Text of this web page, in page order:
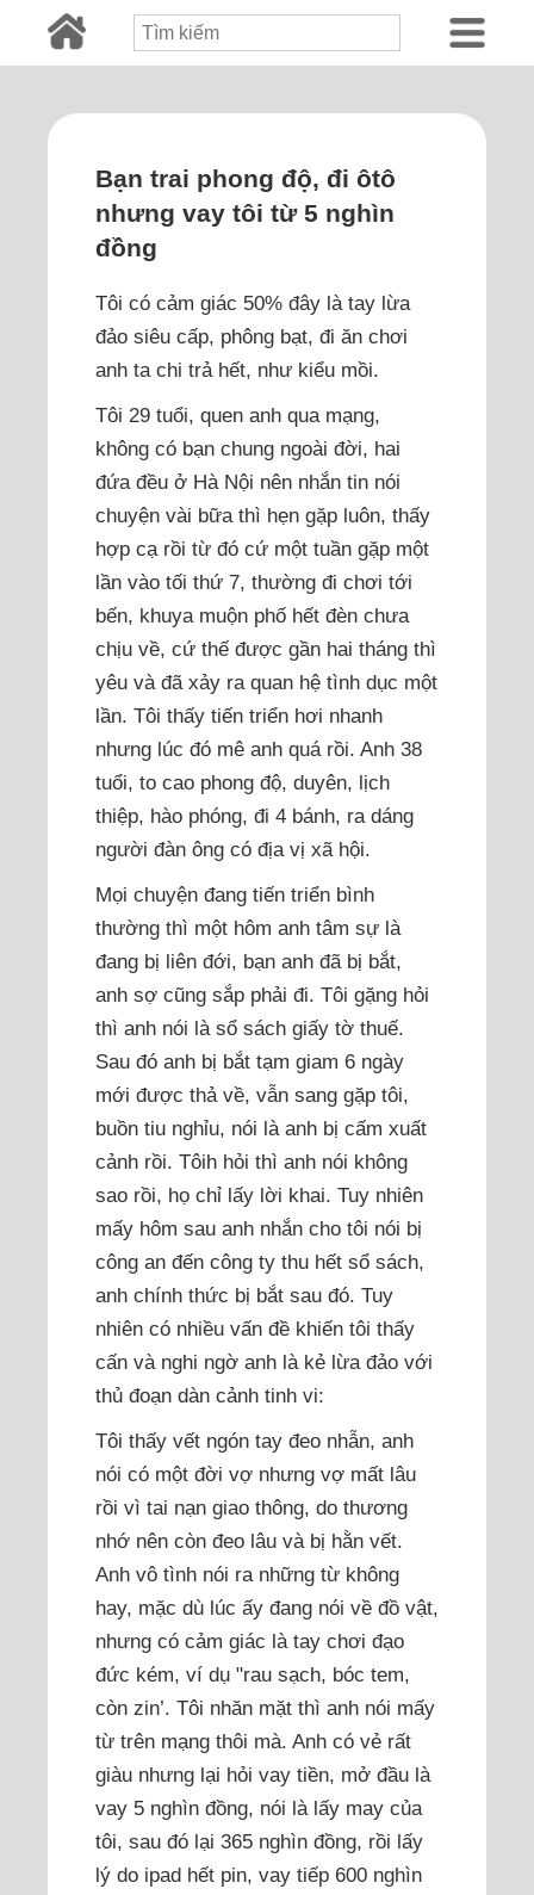
Bạn trai phong độ, đi ôtô
nhưng vay tôi từ 5 nghìn
đồng
Tôi có cảm giác 50% đây là tay lừa
đảo siêu cấp, phông bạt, đi ăn chơi
anh ta chi trả hết, như kiểu mồi.
Tôi 29 tuổi, quen anh qua mạng,
không có bạn chung ngoài đời, hai
đứa đều ở Hà Nội nên nhắn tin nói
chuyện vài bữa thì hẹn gặp luôn, thấy
hợp cạ rồi từ đó cứ một tuần gặp một
lần vào tối thứ 7, thường đi chơi tới
bến, khuya muộn phố hết đèn chưa
chịu về, cứ thế được gần hai tháng thì
yêu và đã xảy ra quan hệ tình dục một
lần. Tôi thấy tiến triển hơi nhanh
nhưng lúc đó mê anh quá rồi. Anh 38
tuổi, to cao phong độ, duyên, lịch
thiệp, hào phóng, đi 4 bánh, ra dáng
người đàn ông có địa vị xã hội.
Mọi chuyện đang tiến triển bình
thường thì một hôm anh tâm sự là
đang bị liên đới, bạn anh đã bị bắt,
anh sợ cũng sắp phải đi. Tôi gặng hỏi
thì anh nói là sổ sách giấy tờ thuế.
Sau đó anh bị bắt tạm giam 6 ngày
mới được thả về, vẫn sang gặp tôi,
buồn tiu nghỉu, nói là anh bị cấm xuất
cảnh rồi. Tôih hỏi thì anh nói không
sao rồi, họ chỉ lấy lời khai. Tuy nhiên
mấy hôm sau anh nhắn cho tôi nói bị
công an đến công ty thu hết sổ sách,
anh chính thức bị bắt sau đó. Tuy
nhiên có nhiều vấn đề khiến tôi thấy
cấn và nghi ngờ anh là kẻ lừa đảo với
thủ đoạn dàn cảnh tinh vi:
Tôi thấy vết ngón tay đeo nhẫn, anh
nói có một đời vợ nhưng vợ mất lâu
rồi vì tai nạn giao thông, do thương
nhớ nên còn đeo lâu và bị hằn vết.
Anh vô tình nói ra những từ không
hay, mặc dù lúc ấy đang nói về đồ vật,
nhưng có cảm giác là tay chơi đạo
đức kém, ví dụ "rau sạch, bóc tem,
còn zin’. Tôi nhăn mặt thì anh nói mấy
từ trên mạng thôi mà. Anh có vẻ rất
giàu nhưng lại hỏi vay tiền, mở đầu là
vay 5 nghìn đồng, nói là lấy may của
tôi, sau đó lại 365 nghìn đồng, rồi lấy
lý do ipad hết pin, vay tiếp 600 nghìn